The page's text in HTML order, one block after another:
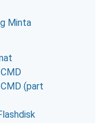
Minta
(part